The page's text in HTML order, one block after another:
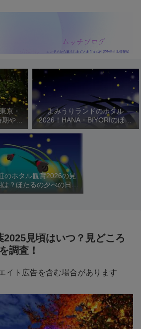
京・
やお
！
よみうりランドのホタル
2026！HANA・BIYORIのほた
るびより開催日程や駐車場は？
のホタル観賞2026の見
は？ほたるの夕べの日程
料金を紹介！
2025見頃はいつ？見どころ
調査！
イト広告を含む場合があります